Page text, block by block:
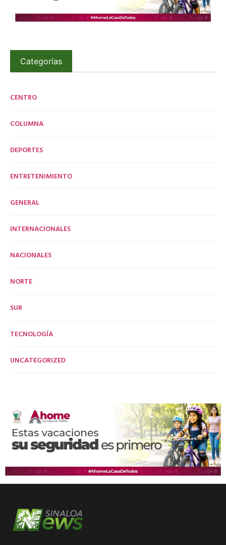
Categorías
CENTRO
COLUMNA
DEPORTES
ENTRETENIMIENTO
GENERAL
INTERNACIONALES
NACIONALES
NORTE
SUR
TECNOLOGÍA
UNCATEGORIZED